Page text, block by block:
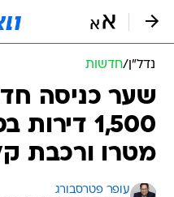
נדל״ן/חדשות
שער כניסה
1,500
מטרו ורכבת
עופר פטרסבורג